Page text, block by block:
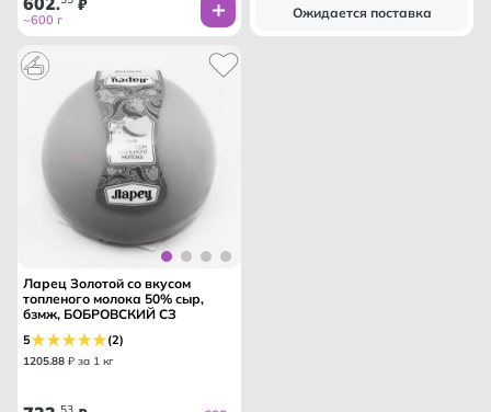
. ₽
~600 г
Ожидается поставка
Ларец Золотой со вкусом
топленого молока 50% сыр,
бзмж, БОБРОВСКИЙ СЗ
5 (2)
1205.88 ₽ за 1 кг